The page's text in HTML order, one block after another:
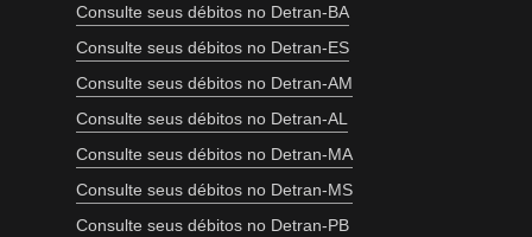
Consulte seus débitos no Detran-BA
Consulte seus débitos no Detran-ES
Consulte seus débitos no Detran-AM
Consulte seus débitos no Detran-AL
Consulte seus débitos no Detran-MA
Consulte seus débitos no Detran-MS
Consulte seus débitos no Detran-PB